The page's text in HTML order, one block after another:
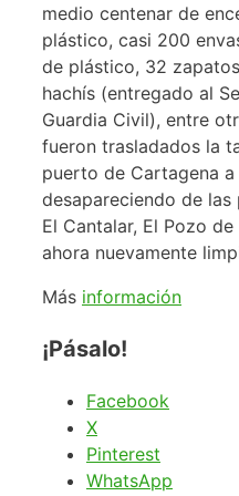
medio centenar de
plástico, casi 200
de plástico, 32
hachís (entregado al
Guardia Civil), entre
fueron trasladados la
puerto de Cartagena
desapareciendo de las
El Cantalar, El Pozo
ahora nuevamente
Más información
¡Pásalo!
Facebook
X
Pinterest
WhatsApp